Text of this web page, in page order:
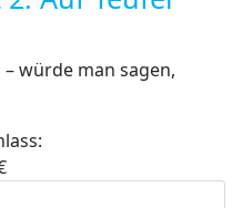
würde man sagen,